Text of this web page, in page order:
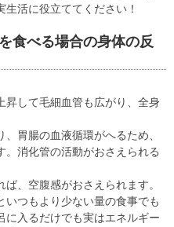
活に役立ててください！
食べる場合の身体の反
昇して毛細血管も広がり、全身
胃腸の血液循環がへるため、
。消化管の活動がおさえられる
、空腹感がおさえられます。
いつもより少ない量の食事でも
に入るだけでも実はエネルギー